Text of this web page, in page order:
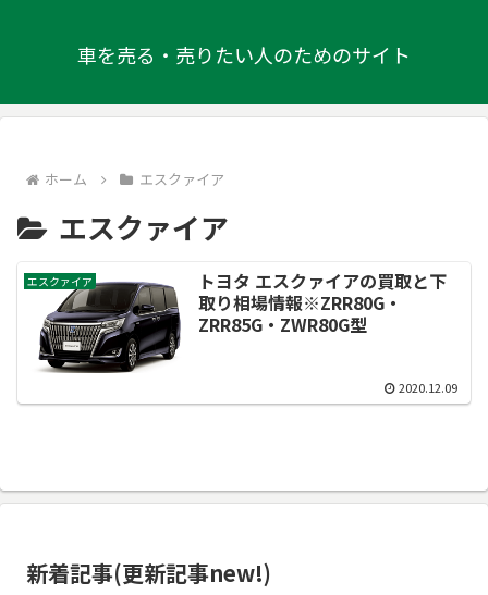
車を売る・売りたい人のためのサイト
ホーム エスクァイア
エスクァイア
エスクァイア
トヨタ エスクァイアの買取と下
取り相場情報※ZRR80G・
ZRR85G・ZWR80G型
2020.12.09
新着記事(更新記事new!)